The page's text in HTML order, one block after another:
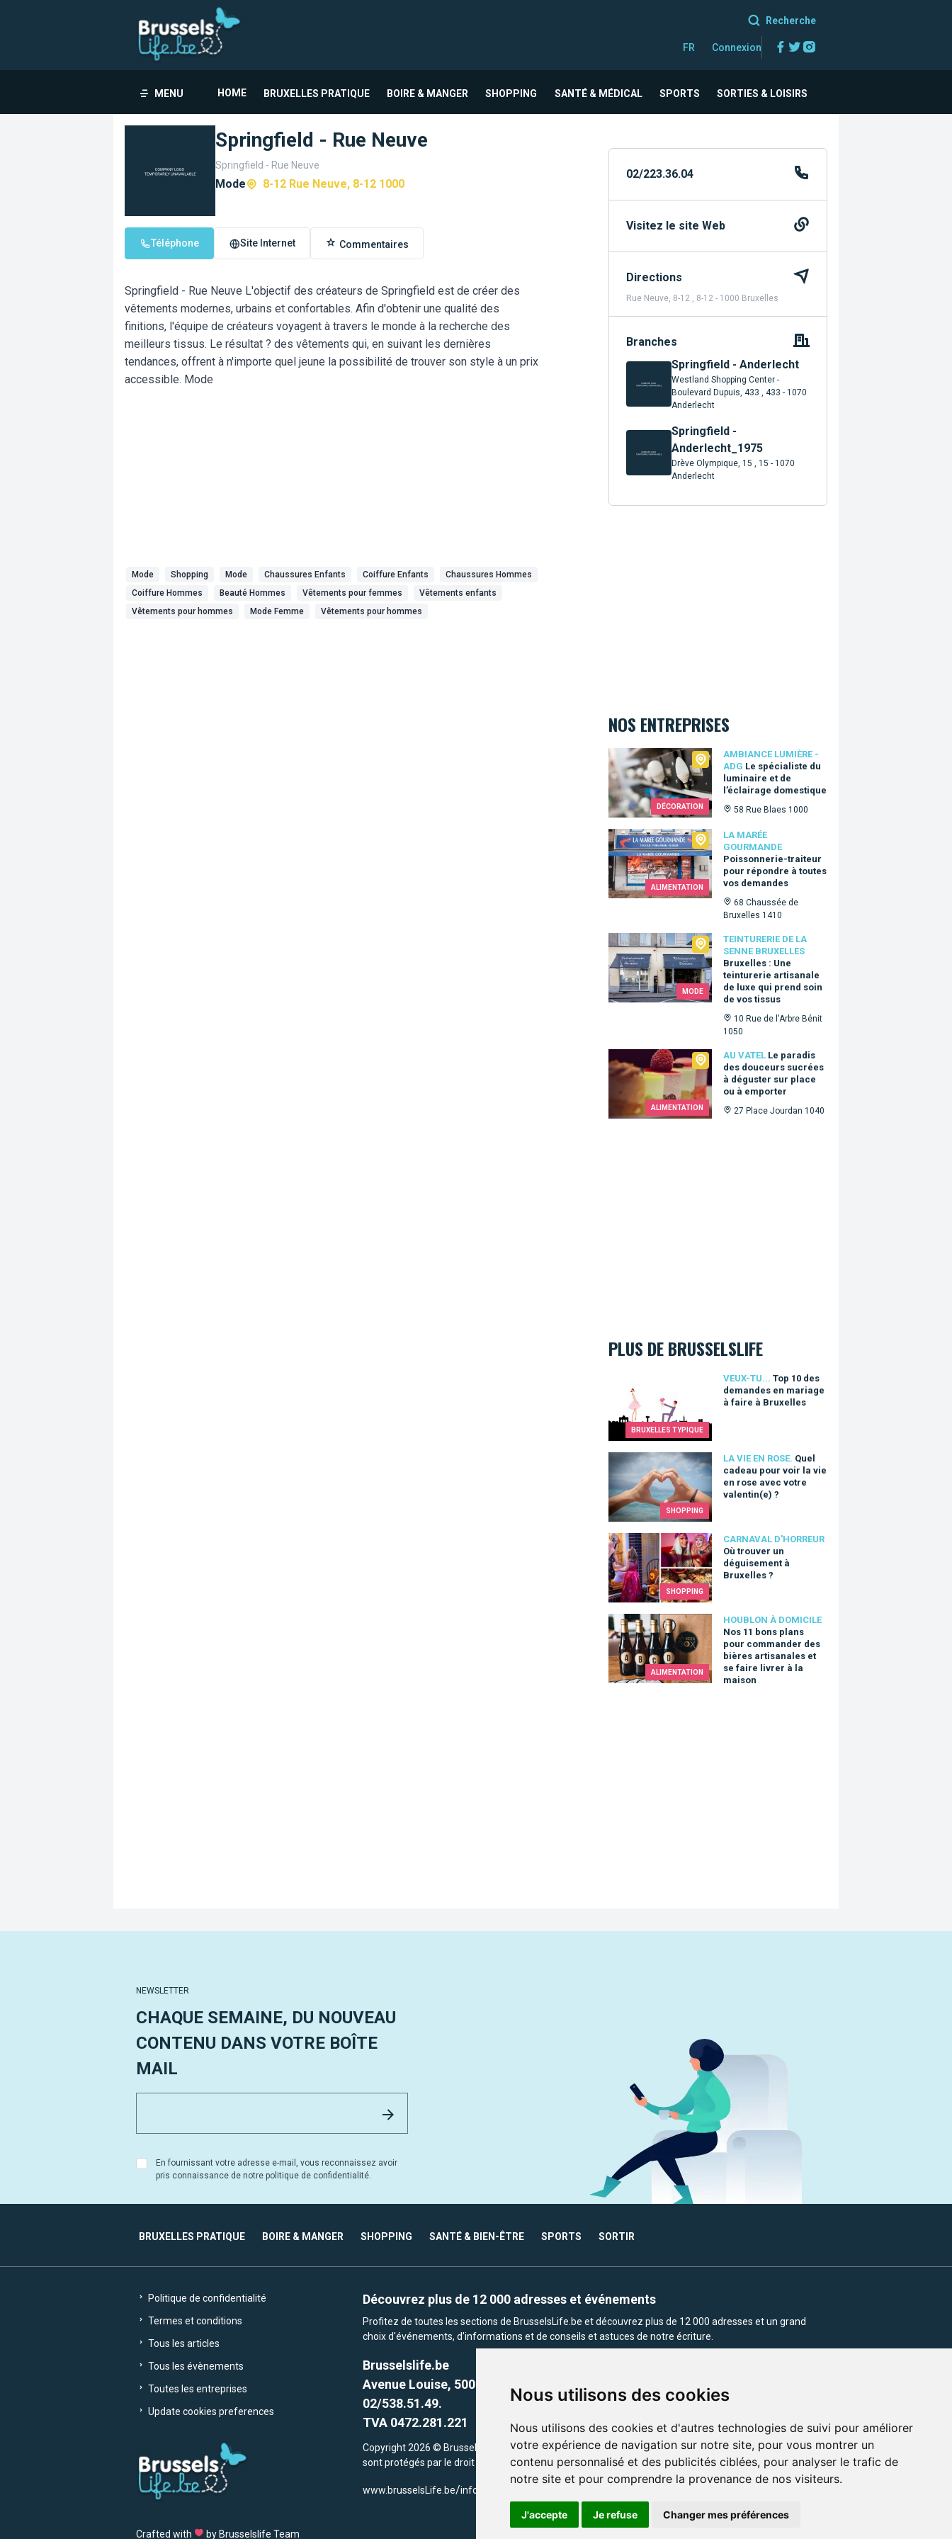
Nous utilisons des cookies
Nous utilisons des cookies et d'autres technologies de suivi pour améliorer
votre expérience de navigation sur notre site, pour vous montrer un
contenu personnalisé et des publicités ciblées, pour analyser le trafic de
notre site et pour comprendre la provenance de nos visiteurs.
J'accepte Je refuse Changer mes préférences
Recherche
FR Connexion Facebook
Twitter
MENU HOME BRUXELLES PRATIQUE BOIRE & MANGER SHOPPING SANTÉ & MÉDICAL SPORTS SORTIES & LOISIRS
Springfield - Rue Neuve
Springfield - Rue Neuve
Mode 8-12 Rue Neuve, 8-12 1000
Téléphone Site Internet Commentaires
Springfield - Rue Neuve L'objectif des créateurs de Springfield est de créer des
vêtements modernes, urbains et confortables. Afin d'obtenir une qualité des
finitions, l'équipe de créateurs voyagent à travers le monde à la recherche des
meilleurs tissus. Le résultat ? des vêtements qui, en suivant les dernières
tendances, offrent à n'importe quel jeune la possibilité de trouver son style à un prix
accessible. Mode
Mode Shopping Mode Chaussures Enfants Coiffure Enfants
Chaussures Hommes
Coiffure Hommes
Beauté Hommes Vêtements pour femmes
Vêtements enfants
Vêtements pour hommes
Mode Femme Vêtements pour hommes
02/223.36.04
Visitez le site Web
Directions
Rue Neuve, 8-12 , 8-12 - 1000 Bruxelles
Branches
Springfield - Anderlecht
Westland Shopping Center -
Boulevard Dupuis, 433 , 433 - 1070
Anderlecht
Springfield -
Anderlecht_1975
Drève Olympique, 15 , 15 - 1070
Anderlecht
NOS ENTREPRISES
DÉCORATION
AMBIANCE LUMIÈRE -
ADG Le spécialiste du
luminaire et de
l’éclairage domestique
58 Rue Blaes 1000
Ambiance Lumière - ADG
ALIMENTATION
LA MARÉE
GOURMANDE
Poissonnerie-traiteur
pour répondre à toutes
vos demandes
68 Chaussée de
Bruxelles 1410
La Marée Gourmande
MODE
TEINTURERIE DE LA
SENNE BRUXELLES
Bruxelles : Une
teinturerie artisanale
de luxe qui prend soin
de vos tissus
10 Rue de l'Arbre Bénit
1050
Teinturerie de la Senne Bruxelles
ALIMENTATION
AU VATEL Le paradis
des douceurs sucrées
à déguster sur place
ou à emporter
27 Place Jourdan 1040
PLUS DE BRUSSELSLIFE
BRUXELLES TYPIQUE
VEUX-TU... Top 10 des
demandes en mariage
à faire à Bruxelles
Top 10 des demandes en mariage à faire à Bruxelles
SHOPPING
LA VIE EN ROSE. Quel
cadeau pour voir la vie
en rose avec votre
valentin(e) ?
Quel cadeau pour voir la vie en rose avec votre valentin(e) ?
SHOPPING
CARNAVAL D'HORREUR
Où trouver un
déguisement à
Bruxelles ?
Où trouver un déguisement à Bruxelles ?
ALIMENTATION
HOUBLON À DOMICILE
Nos 11 bons plans
pour commander des
bières artisanales et
se faire livrer à la
maison
Nos 11 bons plans pour commander des bières artisanales et se
NEWSLETTER
CHAQUE SEMAINE, DU NOUVEAU
CONTENU DANS VOTRE BOÎTE
MAIL
En fournissant votre adresse e-mail, vous reconnaissez avoir
pris connaissance de notre politique de confidentialité.
BRUXELLES PRATIQUE BOIRE & MANGER SHOPPING SANTÉ & BIEN-ÊTRE SPORTS SORTIR
Politique de confidentialité
Termes et conditions
Tous les articles
Tous les évènements
Toutes les entreprises
Update cookies preferences
Crafted with by Brusselslife Team
Découvrez plus de 12 000 adresses et événements
Profitez de toutes les sections de BrusselsLife.be et découvrez plus de 12 000 adresses et un grand
choix d'événements, d'informations et de conseils et astuces de notre écriture.
Brusselslife.be
Avenue Louise, 500 -1050 Ixelles, Brussels,
02/538.51.49.
TVA 0472.281.221
Copyright 2026 © Brusselslife.be Tous droits réservés. Le contenu et les images utilisés sur ce site
sont protégés par le droit d'auteur. la propriétaires respectifs.
www.brusselsLife.be/info@brusselslife.be